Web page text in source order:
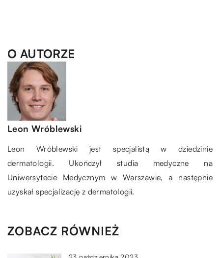
O AUTORZE
Leon Wróblewski
Leon Wróblewski jest specjalistą w dziedzinie
dermatologii. Ukończył studia medyczne na
Uniwersytecie Medycznym w Warszawie, a następnie
uzyskał specjalizację z dermatologii.
ZOBACZ RÓWNIEŻ